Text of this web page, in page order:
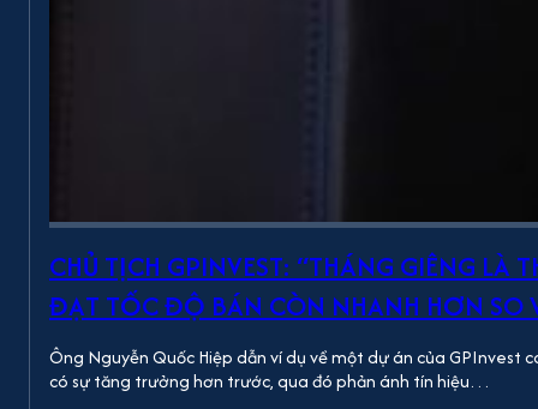
CHỦ TỊCH GPINVEST: “THÁNG GIÊNG
ĐẠT TỐC ĐỘ BÁN CÒN NHANH HƠN SO
Ông Nguyễn Quốc Hiệp dẫn ví dụ về một dự án của
có sự tăng trưởng hơn trước, qua đó phản ánh tín hiệu…